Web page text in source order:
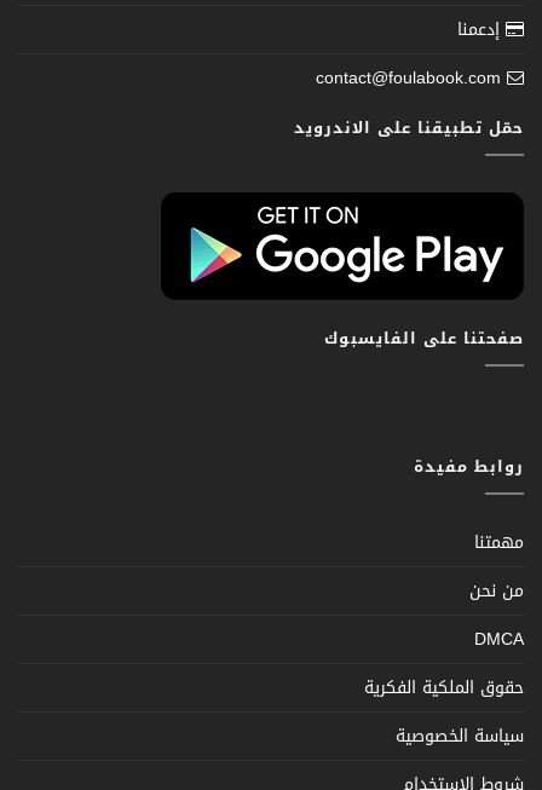
إدعمنا
contact@foulabook.com
حمّل تطبيقنا على الاندرويد
صفحتنا على الفايسبوك
روابط مفيدة
مهمتنا
من نحن
DMCA
حقوق الملكية الفكرية
سياسة الخصوصية